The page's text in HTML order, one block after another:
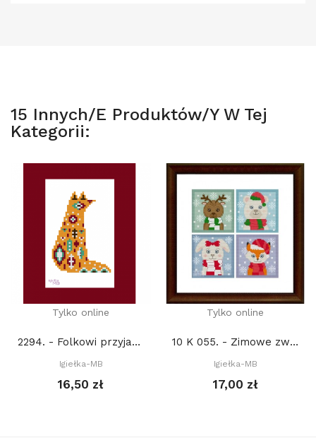
15 Innych/e Produktów/y W Tej
Kategorii:
Tylko online
2294. - Folkowi przyjaciele z lasu. Lis (PDF)
Igiełka-MB
16,50 zł
Tylko online
10 K 055. - Zimowe zwierzaki (PDF)
Igiełka-MB
17,00 zł